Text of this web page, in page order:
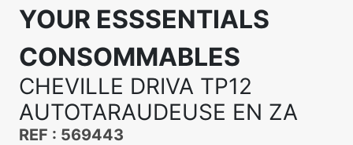
YOUR ESSSENTIALS
CONSOMMABLES
CHEVILLE DRIVA TP12
AUTOTARAUDEUSE EN ZA
REF : 569443